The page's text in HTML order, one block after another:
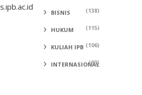
BISNIS (138)
HUKUM (115)
KULIAH IPB (106)
INTERNASIONAL
(93)